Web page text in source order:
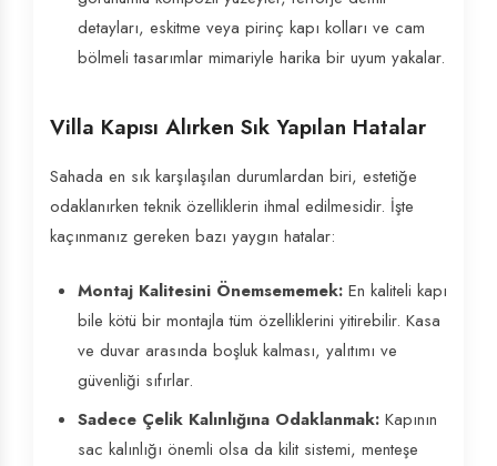
detayları, eskitme veya pirinç kapı kolları ve cam
bölmeli tasarımlar mimariyle harika bir uyum yakalar.
Villa Kapısı Alırken Sık Yapılan Hatalar
Sahada en sık karşılaşılan durumlardan biri, estetiğe
odaklanırken teknik özelliklerin ihmal edilmesidir. İşte
kaçınmanız gereken bazı yaygın hatalar:
Montaj Kalitesini Önemsememek: En kaliteli kapı
bile kötü bir montajla tüm özelliklerini yitirebilir. Kasa
ve duvar arasında boşluk kalması, yalıtımı ve
güvenliği sıfırlar.
Sadece Çelik Kalınlığına Odaklanmak: Kapının
sac kalınlığı önemli olsa da kilit sistemi, menteşe